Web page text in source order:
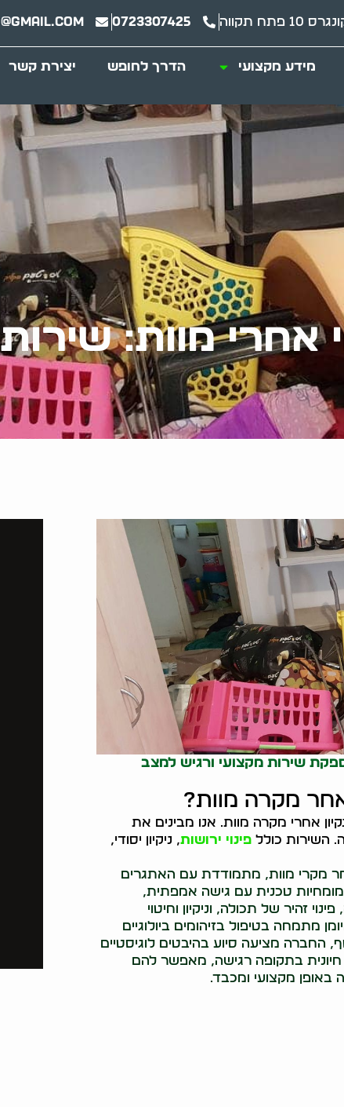
10 פתח תקווה 0723307425
מידע מקצועי הדרך לחופש יצירת קשר
אחרי מוות:
שירות מקצועי ורגיש למצב
מקרה מוות?
אחרי מקרה מוות. אנו מבינים את
השירות כוללפינוי ירושות, ניקיון יסודי,
לאחר מקרי מוות, מתמודדת עם האתגרים
טכנית עם גישה אמפתית,
זהיר של תכולה, וניקיון וחיטוי
מתמחה בטיפול בזיהומים ביולוגיים
החברה מציעה סיוע בהיבטים לוגיסטיים
בתקופה רגישה, מאפשר להם
מקצועי ומכבד.